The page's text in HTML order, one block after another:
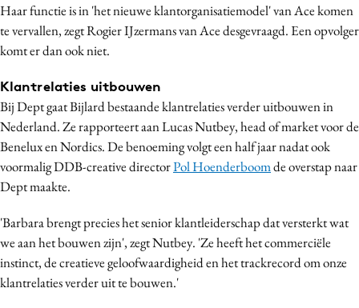
Campagnes
Carriere
Contentmarketing
Craft
Customer Experience
Data & Insights
Design
Digital transformation
Effectiviteit
Gedragsverandering
Influencer marketing
Haar functie is in 'het nieuwe klantorganisatiemodel' van Ace komen
te vervallen, zegt Rogier IJzermans van Ace desgevraagd. Een opvolger
komt er dan ook niet.
Klantrelaties uitbouwen
Bij Dept gaat Bijlard bestaande klantrelaties verder uitbouwen in
Nederland. Ze rapporteert aan Lucas Nutbey, head of market voor de
Benelux en Nordics. De benoeming volgt een half jaar nadat ook
voormalig DDB-creative directorPol Hoenderboomde overstap naar
Dept maakte.
'Barbara brengt precies het senior klantleiderschap dat versterkt wat
we aan het bouwen zijn', zegt Nutbey. 'Ze heeft het commerciële
instinct, de creatieve geloofwaardigheid en het trackrecord om onze
klantrelaties verder uit te bouwen.'